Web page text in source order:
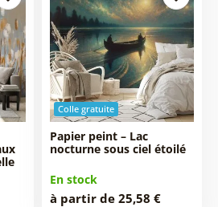
Colle gratuite
Papier peint – Lac
nocturne sous ciel étoilé
En stock
à partir de 25,58 €